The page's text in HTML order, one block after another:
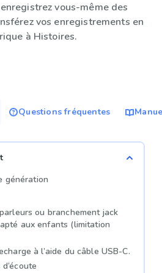
vous-même des
vos enregistrements en
à Histoires.
Questions fréquentes
génération
ou branchement jack
aux enfants (limitation
à l’aide du câble USB-C.